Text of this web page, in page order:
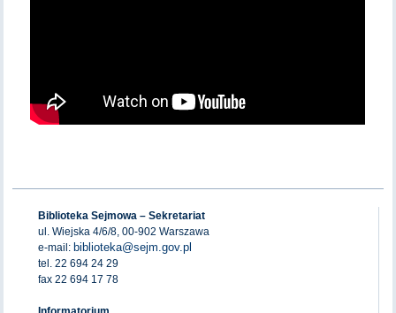
Biblioteka Sejmowa – Sekretariat
ul. Wiejska 4/6/8, 00-902 Warszawa
e-mail: biblioteka@sejm.gov.pl
tel. 22 694 24 29
fax 22 694 17 78